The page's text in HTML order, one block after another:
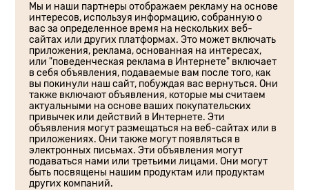
Мы и наши партнеры отображаем рекламу на основе
интересов, используя информацию, собранную о
вас за определенное время на нескольких веб-
сайтах или других платформах. Это может включать
приложения, реклама, основанная на интересах,
или "поведенческая реклама в Интернете" включает
в себя объявления, подаваемые вам после того, как
вы покинули наш сайт, побуждая вас вернуться. Они
также включают объявления, которые мы считаем
актуальными на основе ваших покупательских
привычек или действий в Интернете. Эти
объявления могут размещаться на веб-сайтах или в
приложениях. Они также могут появляться в
электронных письмах. Эти объявления могут
подаваться нами или третьими лицами. Они могут
быть посвящены нашим продуктам или продуктам
других компаний.